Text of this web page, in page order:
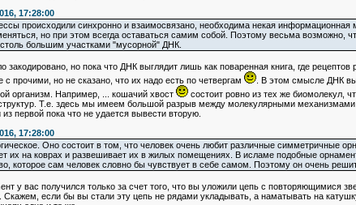
17:28:00
происходили синхронно и взаимосвязано, необходима некая
но при этом всегда оставаться самим собой. Поэтому весьма возможно,
большим участками "мусорной" ДНК.
но пока что ДНК выглядит лишь как поваренная книга, где рецептов
прочими, но не сказано, что их надо есть по четвергам
. В этом смысле ДНК
организм. Например, ... кошачий хвост
состоит ровно из тех же биомолекул,
Т.е. здесь мы имеем большой разрыв между молекулярными
первой пока что не удается вывести вторую.
17:28:00
Оно состоит в том, что человек очень любит различные симметричные
их на коврах и развешивает их в жилых помещениях. В исламе подобные
которое сам человек словно бы чувствует в себе самом. Поэтому он очень
у вас получился только за счет того, что вы уложили цепь с повторяющимися
если бы вы стали эту цепь не рядами укладывать, а наматывать на